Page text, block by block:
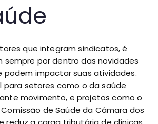
que integram sindicatos, é
sempre por dentro das novidades
podem impactar suas atividades.
para setores como o da saúde
movimento, e projetos como o
de Saúde da Câmara dos